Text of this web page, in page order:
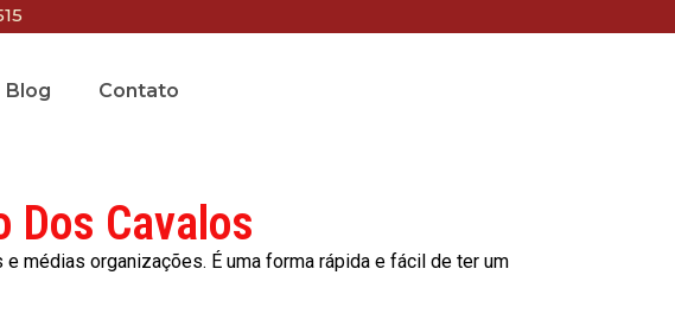
Blog Contato
Dos Cavalos
médias organizações. É uma forma rápida e fácil de ter um